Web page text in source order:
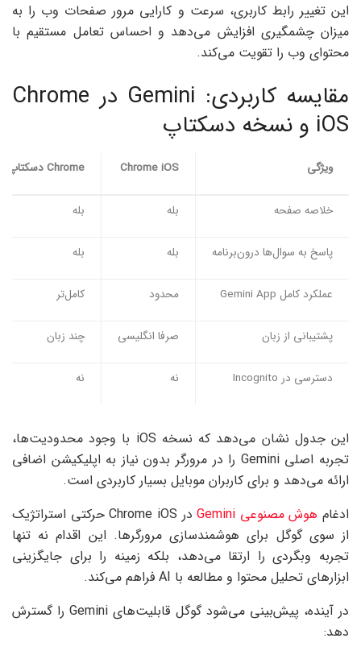
این تغییر رابط کاربری، سرعت و کارایی مرور صفحات وب را به
میزان چشمگیری افزایش می‌دهد و احساس تعامل مستقیم با
محتوای وب را تقویت می‌کند.
مقایسه کاربردی: Gemini در Chrome
iOS و نسخه دسکتاپ
ویژگی Chrome iOS
Chromeدسکتاپ
خلاصه صفحه بله بله
پاسخ به سوال‌ها درون‌برنامه بله بله
عملکرد کامل Gemini App محدود کامل‌تر
پشتیبانی از زبان صرفا انگلیسی چند زبان
دسترسی در Incognito نه نه
این جدول نشان می‌دهد که نسخه iOS با وجود محدودیت‌ها،
تجربه اصلی Gemini را در مرورگر بدون نیاز به اپلیکیشن اضافی
ارائه می‌دهد و برای کاربران موبایل بسیار کاربردی است.
ادغام هوش مصنوعی Gemini
در Chrome iOS حرکتی استراتژیک
از سوی گوگل برای هوشمندسازی مرورگرها. این اقدام نه تنها
تجربه وبگردی را ارتقا می‌دهد، بلکه زمینه را برای جایگزینی
ابزارهای تحلیل محتوا و مطالعه با AI فراهم می‌کند.
در آینده، پیش‌بینی می‌شود گوگل قابلیت‌های Gemini را گسترش
دهد: